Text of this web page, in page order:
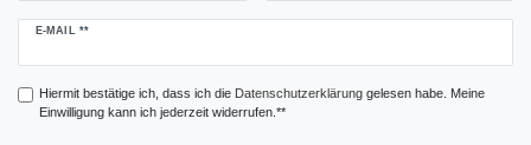
E-MAIL **
Newsletter
Hiermit bestätige ich, dass ich die Daten­schutz­erklärunggelesen habe. Meine
Einwilligung kann ich jederzeit widerrufen.**